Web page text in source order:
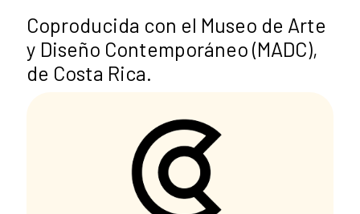
Coproducida con el Museo de Arte
y Diseño Contemporáneo (MADC),
de Costa Rica.